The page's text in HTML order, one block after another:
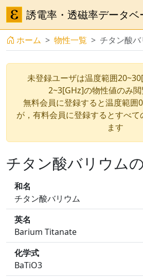
誘電率・透磁率データベ
ホーム 物性一覧 チタン酸
未登録ユーザは温度範囲
2~3[GHz]の物性値のみ
無料会員に登録すると温度範
が，有料会員に登録するとすべて
ます
チタン酸バリウム
和名
チタン酸バリウム
英名
Barium Titanate
化学式
BaTiO3